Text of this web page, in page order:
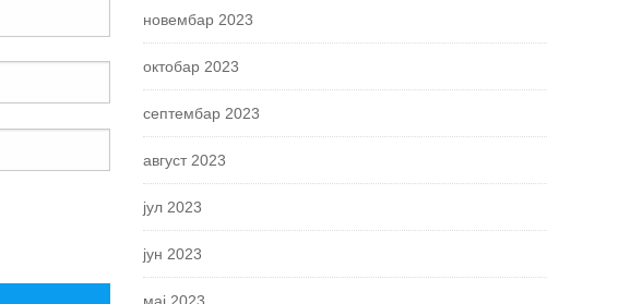
новембар 2023
октобар 2023
септембар 2023
август 2023
јул 2023
јун 2023
мај 2023